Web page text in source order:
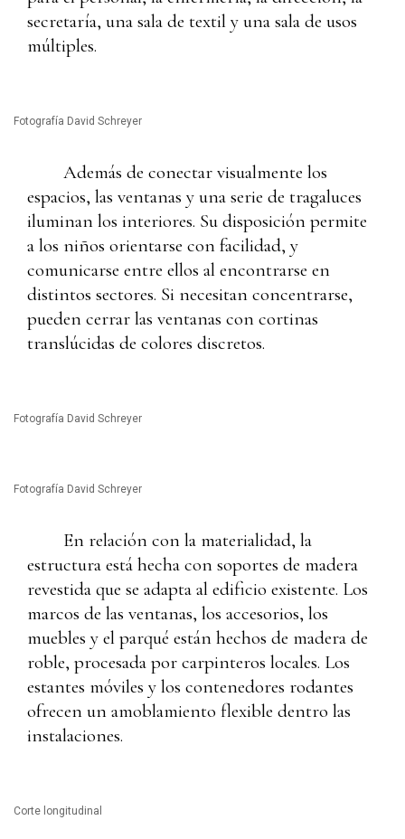
secretaría, una sala de textil y una sala de usos
múltiples.
Fotografía David Schreyer
Además de conectar visualmente los
espacios, las ventanas y una serie de tragaluces
iluminan los interiores. Su disposición permite
a los niños orientarse con facilidad, y
comunicarse entre ellos al encontrarse en
distintos sectores. Si necesitan concentrarse,
pueden cerrar las ventanas con cortinas
translúcidas de colores discretos.
Fotografía David Schreyer
Fotografía David Schreyer
En relación con la materialidad, la
estructura está hecha con soportes de madera
revestida que se adapta al edificio existente. Los
marcos de las ventanas, los accesorios, los
muebles y el parqué están hechos de madera de
roble, procesada por carpinteros locales. Los
estantes móviles y los contenedores rodantes
ofrecen un amoblamiento flexible dentro las
instalaciones.
Corte longitudinal